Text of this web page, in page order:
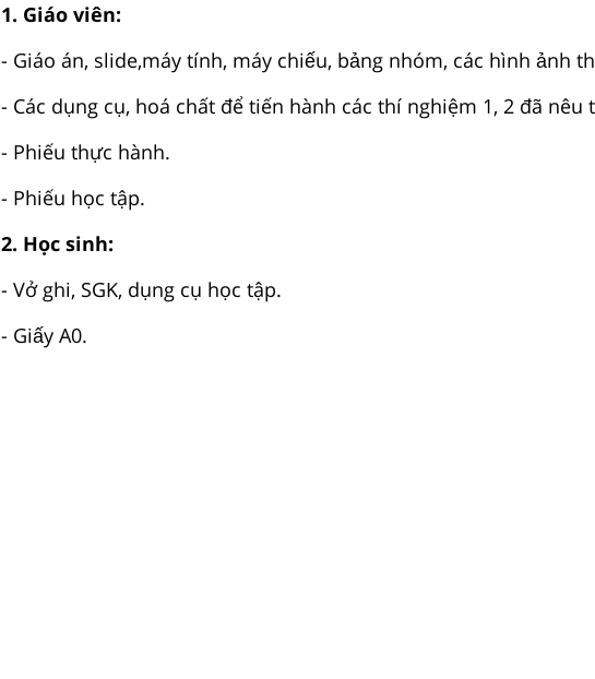
1. Giáo viên:
- Giáo án, slide,máy tính, máy chiếu, bảng nhóm, các hình ảnh
- Các dụng cụ, hoá chất để tiến hành các thí nghiệm 1, 2 đã nêu
- Phiếu thực hành.
- Phiếu học tập.
2. Học sinh:
- Vở ghi, SGK, dụng cụ học tập.
- Giấy A0.